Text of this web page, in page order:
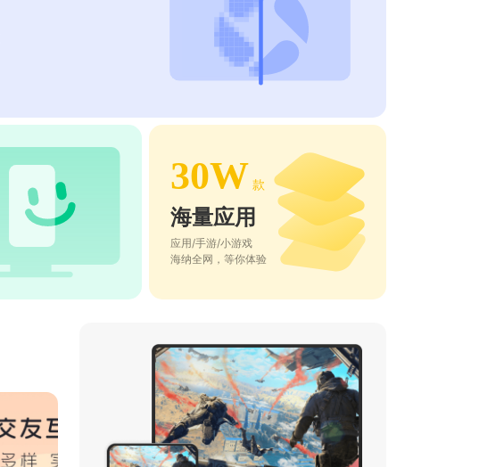
30W 款
海量应用
应用/手游/小游戏
海纳全网，等你体验